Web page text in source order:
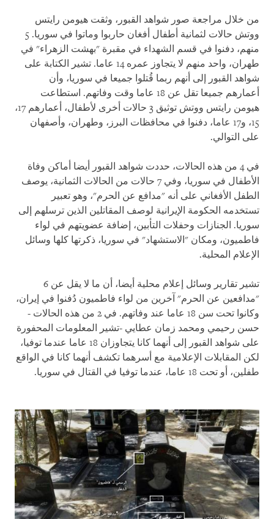
من خلال مراجعة صور شواهد القبور، وثقت هيومن رايتس
ووتش حالات لثمانية أطفال أفغان حاربوا وماتوا في سوريا. 5
منهم، دفنوا في قسم الشهداء في مقبرة "بهشت الزهراء" في
طهران، واحد منهم لا يتجاوز عمره 14 عاما. تشير الكتابة على
شواهد القبور إلى أنهم ربما قُتلوا جميعا في سوريا، وأن
أعمارهم جميعا تقل عن 18 عاما وقت وفاتهم. استطاعت
هيومن رايتس ووتش توثيق 3 حالات أخرى لأطفال، أعمارهم 17،
15، و17 عاما، دفنوا في محافظات البرز، وطهران، وأصفهان
على التوالي.
في 4 من هذه الحالات، حددت شواهد القبور أيضا أماكن وفاة
الأطفال في سوريا، وفي 7 حالات من الحالات الثمانية، يوصف
الطفل الأفغاني على أنه "مدافع عن الحرم"، وهو تعبير
تستخدمه الحكومة الإيرانية لوصف المقاتلين الذين ترسلهم إلى
سوريا. الجنازات وحفلات التأبين، إضافة عضويتهم في لواء
فاطميون، ومكان "الاستشهاد" في سوريا، ذكرتها كلها وسائل
الإعلام المحلية.
تشير تقارير وسائل إعلام محلية أيضا، أن ما لا يقل عن 6
"مدافعين عن الحرم" آخرين من لواء فاطميون دُفنوا في إيران،
وكانوا تحت سن 18 عاما عند وفاتهم. في 2 من هذه الحالات -
حسن رحيمي ومحمد زمان عطايي -تشير المعلومات المحفورة
على شواهد القبور إلى أنهما كانا يتجاوزان 18 عاما عندما توفيا،
لكن المقابلات الإعلامية مع أسرهما تكشف أنهما كانا في الواقع
طفلين، أو تحت 18 عاما، عندما توفيا في القتال في سوريا.